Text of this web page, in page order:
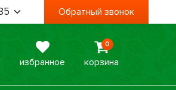
Обратный звонок
избранное
0
корзина